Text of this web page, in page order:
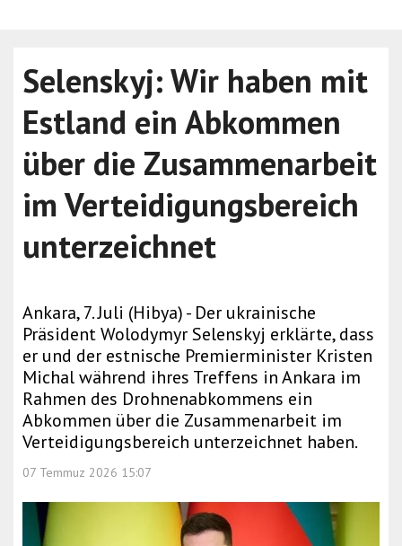
Selenskyj: Wir haben mit
Estland ein Abkommen
über die Zusammenarbeit
im Verteidigungsbereich
unterzeichnet
Ankara, 7. Juli (Hibya) - Der ukrainische
Präsident Wolodymyr Selenskyj erklärte, dass
er und der estnische Premierminister Kristen
Michal während ihres Treffens in Ankara im
Rahmen des Drohnenabkommens ein
Abkommen über die Zusammenarbeit im
Verteidigungsbereich unterzeichnet haben.
07 Temmuz 2026 15:07